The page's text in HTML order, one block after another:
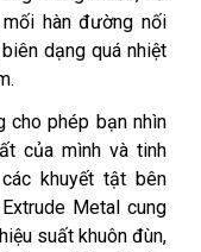
hàn đường nối
dạng quá nhiệt
cho phép bạn nhìn
của mình và tinh
khuyết tật bên
Metal cung
suất khuôn đùn,